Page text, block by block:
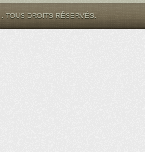
. TOUS DROITS RÉSERVÉS.